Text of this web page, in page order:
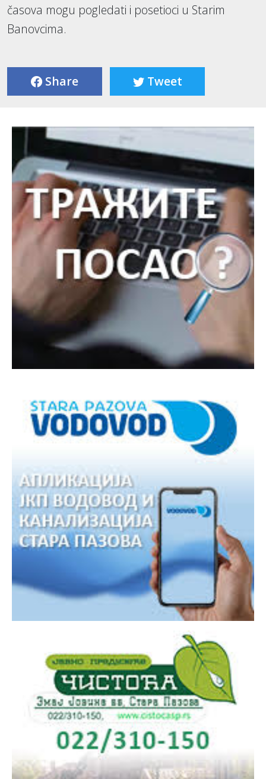
časova mogu pogledati i posetioci u Starim
Banovcima.
Share Tweet